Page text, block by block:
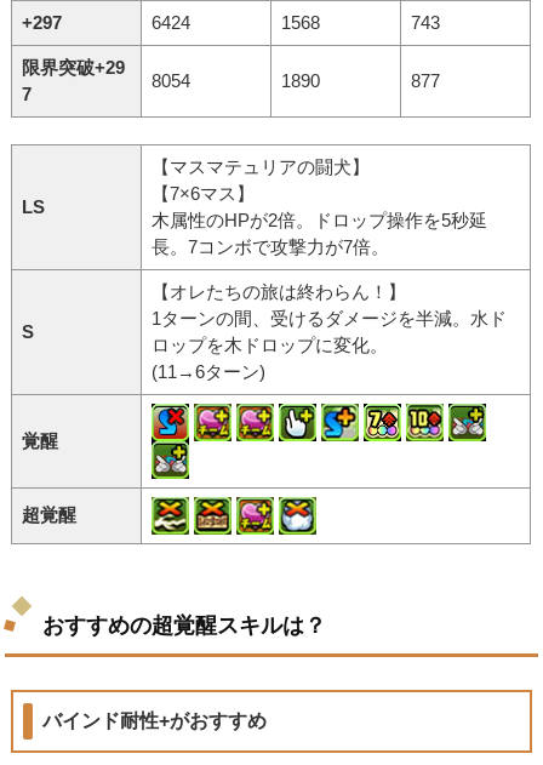
+297 6424 1568 743
限界突破+29
7
8054 1890 877
LS
【マスマテュリアの闘犬】
【7×6マス】
木属性のHPが2倍。ドロップ操作を5秒延
長。7コンボで攻撃力が7倍。
S
【オレたちの旅は終わらん！】
1ターンの間、受けるダメージを半減。水ド
ロップを木ドロップに変化。
(11→6ターン)
覚醒
超覚醒
おすすめの超覚醒スキルは？
バインド耐性+がおすすめ